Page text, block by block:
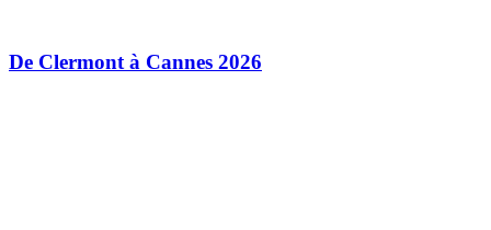
De Clermont à Cannes 2026